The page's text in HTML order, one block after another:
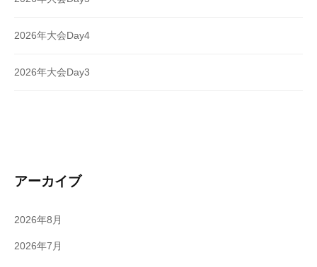
2026年大会Day4
2026年大会Day3
アーカイブ
2026年8月
2026年7月